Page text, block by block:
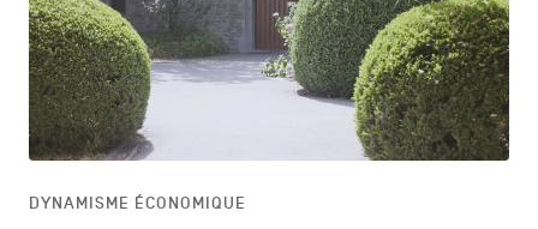
EDUCATION
HORECA
DYNAMISME ÉCONOMIQUE